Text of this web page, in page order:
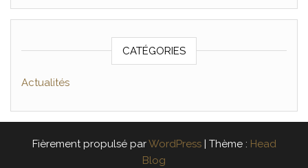
CATÉGORIES
Actualités
Fièrement propulsé parWordPress Thème : Head
Blog